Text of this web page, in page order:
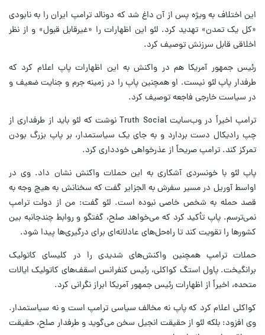
این اختلاف به ویژه پس از آن داغ شد که دونالد ترامپ ایران را به نابودی
«کل یک تمدن» تهدید کرد. لئو این اظهارات را «غیرقابل قبول» و از نظر
اخلاقی قابل سرزنش توصیف کرد.
رئیس جمهور آمریکا هم در واکنش به این اظهارات پاپ اعلام کرد که
طرفدار پاپ لئو نیست. او همچنین پاپ را در زمینه جرم و جنایت ضعیف و
در سیاست خارجی فاجعه توصیف کرد.
ترامپ اخیراً در وب‌سایت Truth Social نوشت که لئو باید از طرفداری از
چپ رادیکال دست بردارد و به جای یک سیاستمدار، بر پاپ بزرگ بودن
تمرکز کند. ترامپ صریحاً از عذرخواهی خودداری کرد.
پاپ لئو با خونسردی آشکاری به این حملات واکنش نشان داد. وی در
اواسط آوریل در مسیر سفرش به الجزایر گفت که سخنانش به هیچ وجه به
قصد حمله به شخص خاصی نبوده است. لئو گفت: من از دولت ترامپ
نمی‌ترسم. پاپ تأکید کرد که می‌خواهد صلح، گفتگو و روابط چندجانبه بین
کشورها را تقویت کند تا راه‌حل‌های عادلانه‌ای برای درگیری‌ها پیدا شود.
حملات ترامپ همچنین واکنش‌های شدیدی را در کلیسای کاتولیک
برانگیخت. پاول استگ کواکلی، رئیس کنفرانس اسقف‌های کاتولیک ایالات
متحده، اخیراً از اظهارات رئیس جمهور آمریکا ابراز نگرانی کرد.
کواکلی اعلام کرد که پاپ نه مخالف سیاسی ترامپ است و نه سیاستمدار.
وی افزود: بلکه لئو از حقیقت انجیل سخن می‌گوید و طرفدار صلح، حقیقت